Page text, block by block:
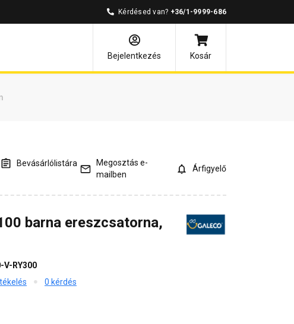
Kérdésed van? +36/1-9999-686
Bejelentkezés
Kosár
és válaszok Kapcsolódó cikkek
Bevásárlólistára
Megosztás e-
mailben
Árfigyelő
barna ereszcsatorna,
V-RY300
0 kérdés